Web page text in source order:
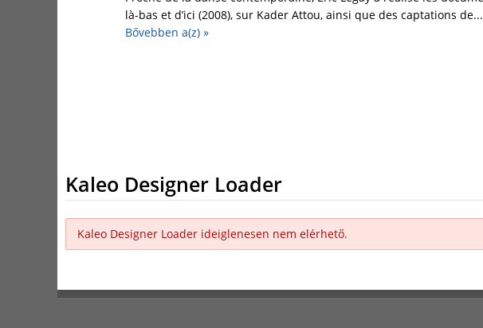
là-bas et d’ici (2008), sur Kader Attou, ainsi que des captations de...
Bővebben a(z) »
Kaleo Designer Loader
Kaleo Designer Loader ideiglenesen nem elérhető.